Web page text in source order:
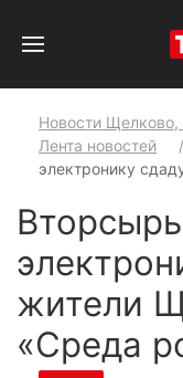
Новости
Лента новостей
электронику
жители
«Среда